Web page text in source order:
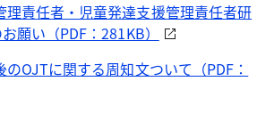
理責任者・児童発達支援管理責任者研
願い（PDF：281KB）
OJTに関する周知文ついて（PDF：